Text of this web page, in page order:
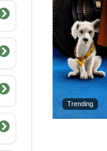
Trending